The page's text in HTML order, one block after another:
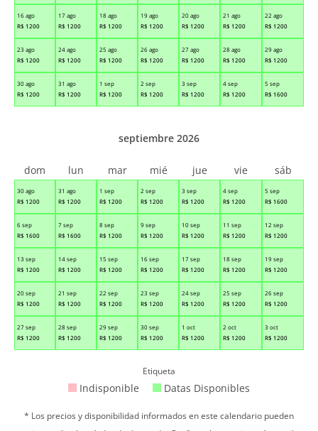
16 ago
R$ 1200
17 ago
R$ 1200
18 ago
R$ 1200
19 ago
R$ 1200
20 ago
R$ 1200
21 ago
R$ 1200
22 ago
R$ 1200
23 ago
R$ 1200
24 ago
R$ 1200
25 ago
R$ 1200
26 ago
R$ 1200
27 ago
R$ 1200
28 ago
R$ 1200
29 ago
R$ 1200
30 ago
R$ 1200
31 ago
R$ 1200
1 sep
R$ 1200
2 sep
R$ 1200
3 sep
R$ 1200
4 sep
R$ 1200
5 sep
R$ 1600
30 ago
R$ 1200
31 ago
R$ 1200
1 sep
R$ 1200
2 sep
R$ 1200
3 sep
R$ 1200
4 sep
R$ 1200
5 sep
R$ 1600
6 sep
R$ 1600
7 sep
R$ 1600
8 sep
R$ 1200
9 sep
R$ 1200
10 sep
R$ 1200
11 sep
R$ 1200
12 sep
R$ 1200
13 sep
R$ 1200
14 sep
R$ 1200
15 sep
R$ 1200
16 sep
R$ 1200
17 sep
R$ 1200
18 sep
R$ 1200
19 sep
R$ 1200
20 sep
R$ 1200
21 sep
R$ 1200
22 sep
R$ 1200
23 sep
R$ 1200
24 sep
R$ 1200
25 sep
R$ 1200
26 sep
R$ 1200
27 sep
R$ 1200
28 sep
R$ 1200
29 sep
R$ 1200
30 sep
R$ 1200
1 oct
R$ 1200
2 oct
R$ 1200
3 oct
R$ 1200
septiembre 2026
dom lun mar mié jue vie sáb
Etiqueta
Indisponible Datas Disponibles
* Los precios y disponibilidad informados en este calendario pueden